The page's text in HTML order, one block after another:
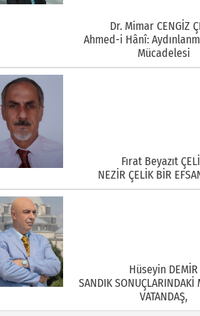
Dr. Mimar CENGİZ
Ahmed-i Hânî:
Mücadelesi
Fırat Beyazıt
NEZİR ÇELİK BİR
Hüseyin DEMİR
SANDIK SONUÇLARINDAKİ
VATANDAŞ,